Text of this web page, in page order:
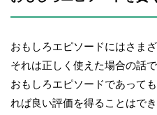
おもしろエピソードにはさま
それは正しく使えた場合の話
おもしろエピソードであって
れば良い評価を得ることはでき